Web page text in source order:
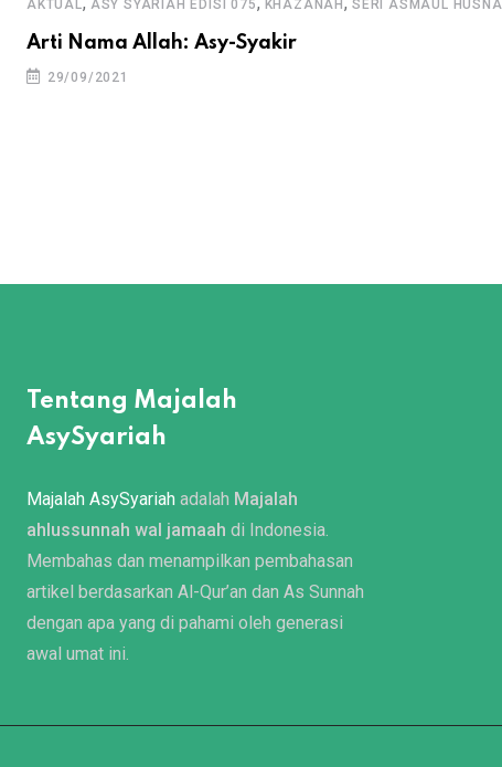
AKTUAL ASY SYARIAH EDISI 075 KHAZANAH SERI ASMAUL HUSNA
Arti Nama Allah: Asy-Syakir
29/09/2021
Tentang Majalah
AsySyariah
Majalah AsySyariah adalah Majalah
ahlussunnah wal jamaah di Indonesia.
Membahas dan menampilkan pembahasan
artikel berdasarkan Al-Qur’an dan As Sunnah
dengan apa yang di pahami oleh generasi
awal umat ini.